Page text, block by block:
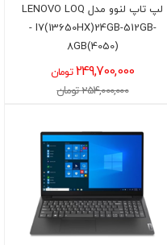
لپ تاپ لنوو مدل LENOVO LOQ
- I7(13650HX)24GB-512GB-
8GB(4050)
249,700,000 تومان
254,000,000 تومان